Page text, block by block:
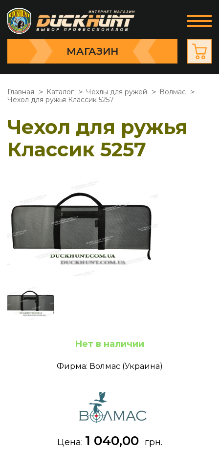
МАГАЗИН
Главная Каталог Чехлы для ружей
Волмас
Чехол для ружья Классик 5257
Чехол для ружья
Классик 5257
Нет в наличии
Фирма: Волмас (Украина)
Цена: 1 040,00 грн.